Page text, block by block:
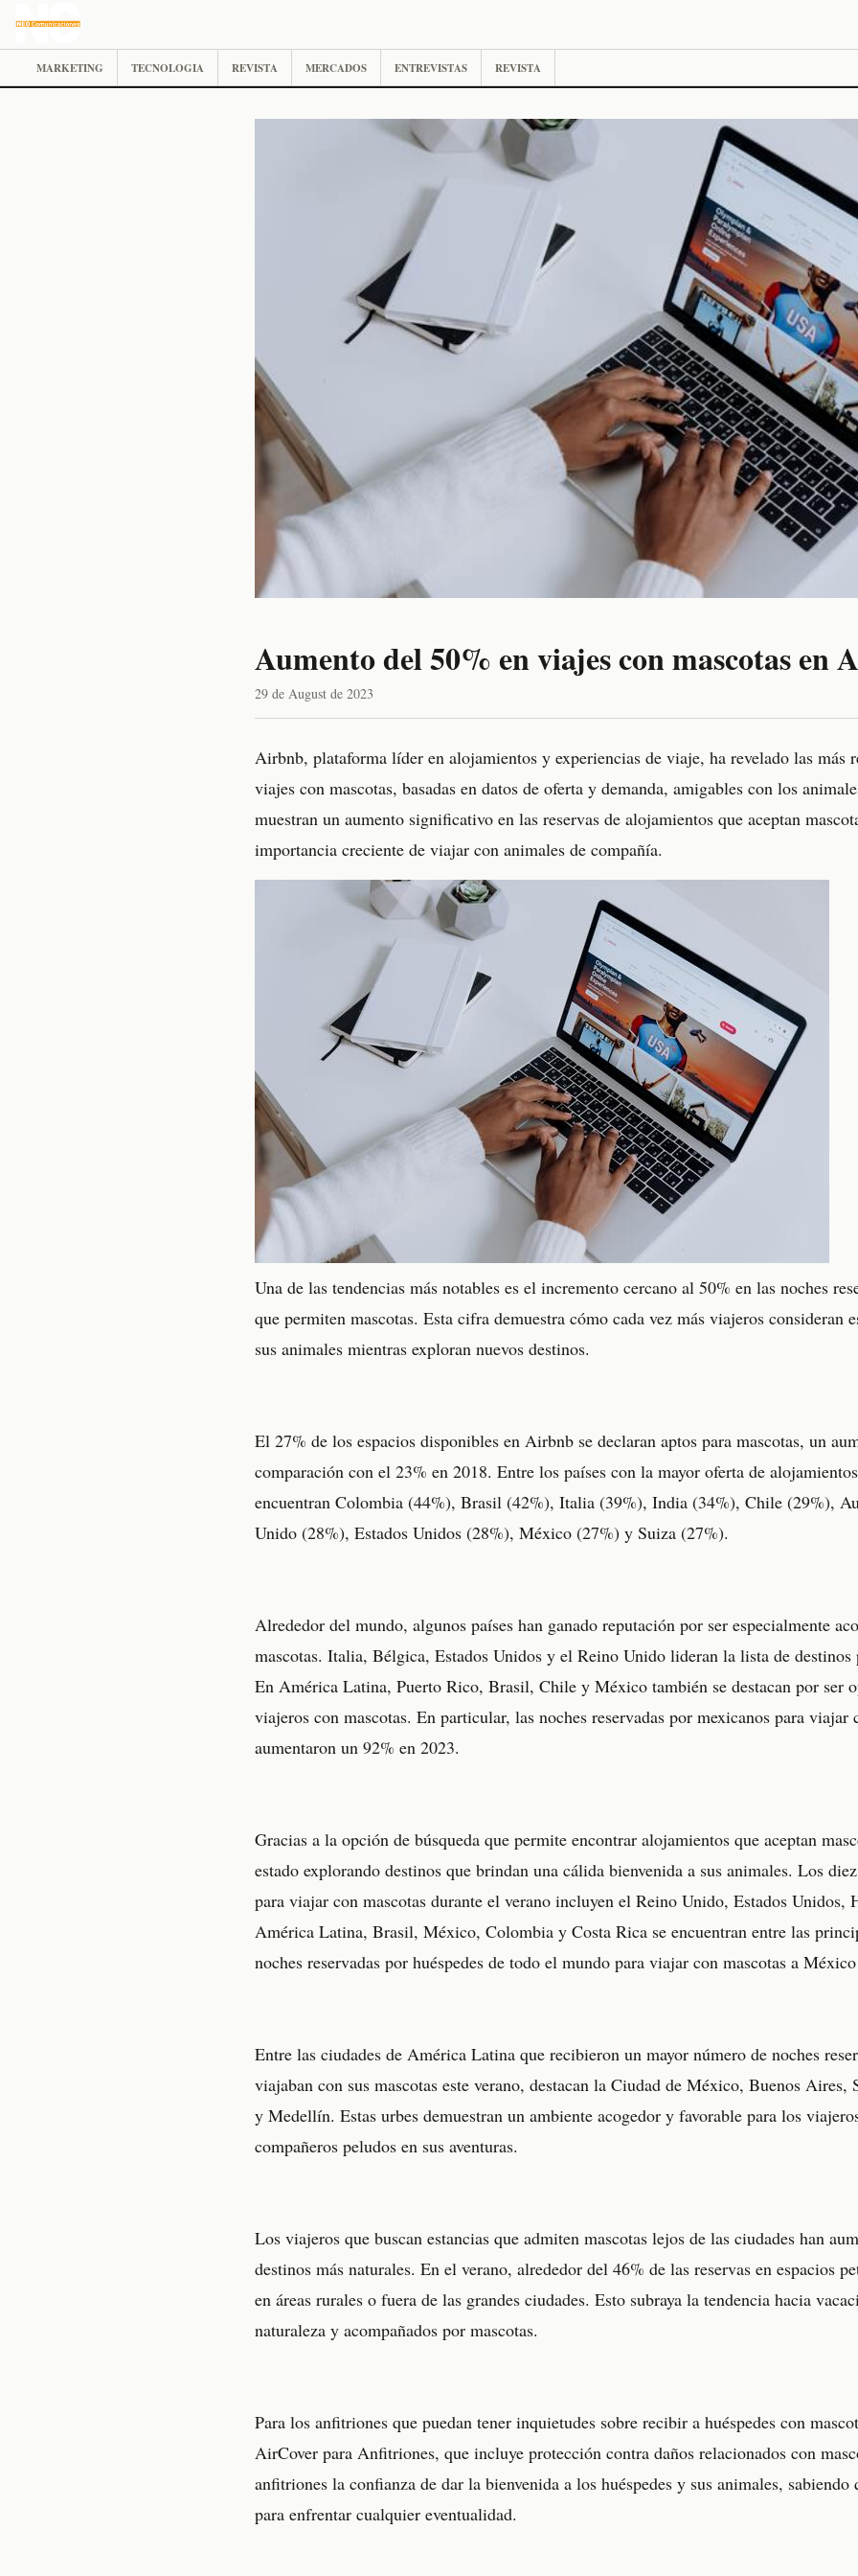
MARKETING TECNOLOGIA REVISTA MERCADOS ENTREVISTAS REVISTA
Aumento del 50% en viajes con mascotas en
29 de August de 2023
Airbnb, plataforma líder en alojamientos y experiencias de viaje, ha revelado las más
viajes con mascotas, basadas en datos de oferta y demanda, amigables con los
muestran un aumento significativo en las reservas de alojamientos que aceptan
importancia creciente de viajar con animales de compañía.
Una de las tendencias más notables es el incremento cercano al 50% en las noches
que permiten mascotas. Esta cifra demuestra cómo cada vez más viajeros consideran
sus animales mientras exploran nuevos destinos.
El 27% de los espacios disponibles en Airbnb se declaran aptos para mascotas, un
comparación con el 23% en 2018. Entre los países con la mayor oferta de
encuentran Colombia (44%), Brasil (42%), Italia (39%), India (34%), Chile (29%),
Unido (28%), Estados Unidos (28%), México (27%) y Suiza (27%).
Alrededor del mundo, algunos países han ganado reputación por ser especialmente
mascotas. Italia, Bélgica, Estados Unidos y el Reino Unido lideran la lista de destinos
En América Latina, Puerto Rico, Brasil, Chile y México también se destacan por ser
viajeros con mascotas. En particular, las noches reservadas por mexicanos para viajar
aumentaron un 92% en 2023.
Gracias a la opción de búsqueda que permite encontrar alojamientos que aceptan
estado explorando destinos que brindan una cálida bienvenida a sus animales. Los
para viajar con mascotas durante el verano incluyen el Reino Unido, Estados Unidos,
América Latina, Brasil, México, Colombia y Costa Rica se encuentran entre las
noches reservadas por huéspedes de todo el mundo para viajar con mascotas a
Entre las ciudades de América Latina que recibieron un mayor número de noches
viajaban con sus mascotas este verano, destacan la Ciudad de México, Buenos Aires,
y Medellín. Estas urbes demuestran un ambiente acogedor y favorable para los
compañeros peludos en sus aventuras.
Los viajeros que buscan estancias que admiten mascotas lejos de las ciudades han
destinos más naturales. En el verano, alrededor del 46% de las reservas en espacios
en áreas rurales o fuera de las grandes ciudades. Esto subraya la tendencia hacia
naturaleza y acompañados por mascotas.
Para los anfitriones que puedan tener inquietudes sobre recibir a huéspedes con
AirCover para Anfitriones, que incluye protección contra daños relacionados con
anfitriones la confianza de dar la bienvenida a los huéspedes y sus animales, sabiendo
para enfrentar cualquier eventualidad.